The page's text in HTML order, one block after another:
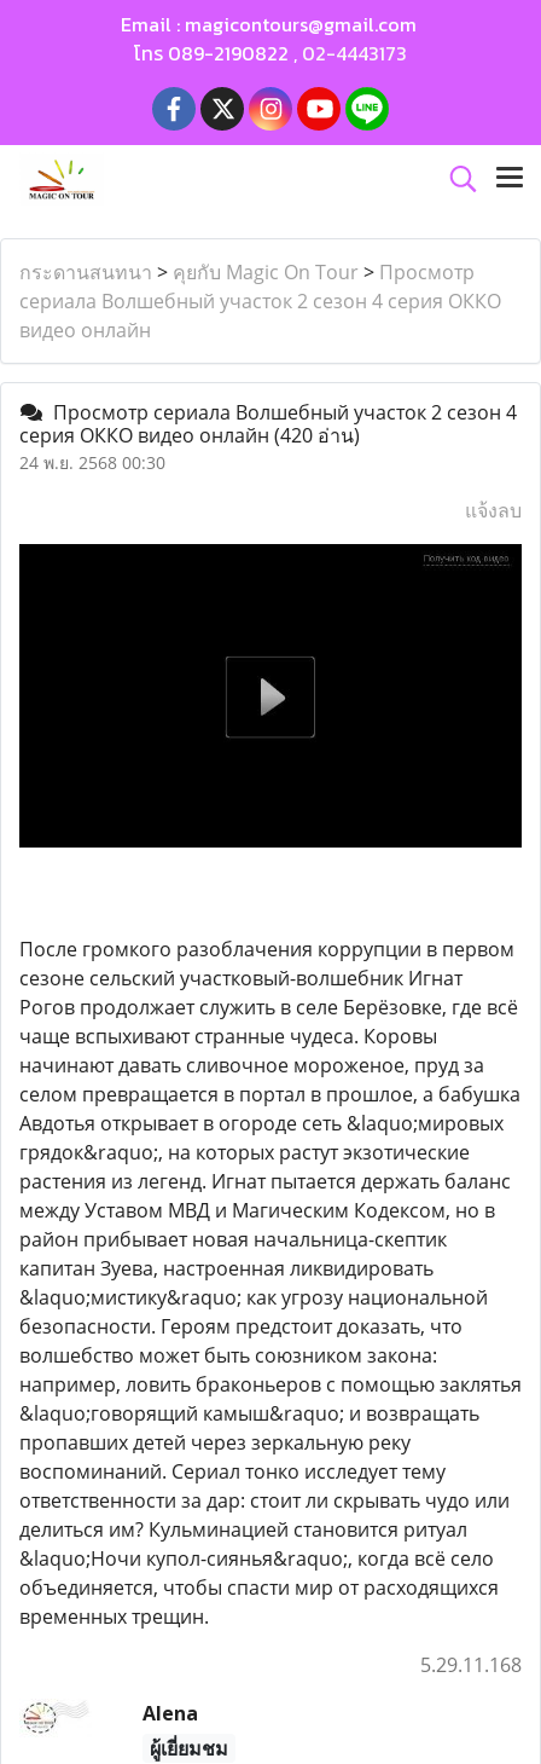
Email : magicontours@gmail.com
โทร 089-2190822 , 02-4443173
กระดานสนทนา > คุยกับ Magic On Tour > Просмотр
сериала Волшебный участок 2 сезон 4 серия ОККО
видео онлайн
Просмотр сериала Волшебный участок 2 сезон 4
серия ОККО видео онлайн (420 อ่าน)
24 พ.ย. 2568 00:30
แจ้งลบ
После громкого разоблачения коррупции в первом
сезоне сельский участковый-волшебник Игнат
Рогов продолжает служить в селе Берёзовке, где всё
чаще вспыхивают странные чудеса. Коровы
начинают давать сливочное мороженое, пруд за
селом превращается в портал в прошлое, а бабушка
Авдотья открывает в огороде сеть &laquo;мировых
грядок&raquo;, на которых растут экзотические
растения из легенд. Игнат пытается держать баланс
между Уставом МВД и Магическим Кодексом, но в
район прибывает новая начальница-скептик
капитан Зуева, настроенная ликвидировать
&laquo;мистику&raquo; как угрозу национальной
безопасности. Героям предстоит доказать, что
волшебство может быть союзником закона:
например, ловить браконьеров с помощью заклятья
&laquo;говорящий камыш&raquo; и возвращать
пропавших детей через зеркальную реку
воспоминаний. Сериал тонко исследует тему
ответственности за дар: стоит ли скрывать чудо или
делиться им? Кульминацией становится ритуал
&laquo;Ночи купол-сиянья&raquo;, когда всё село
объединяется, чтобы спасти мир от расходящихся
временных трещин.
5.29.11.168
Alena
ผู้เยี่ยมชม